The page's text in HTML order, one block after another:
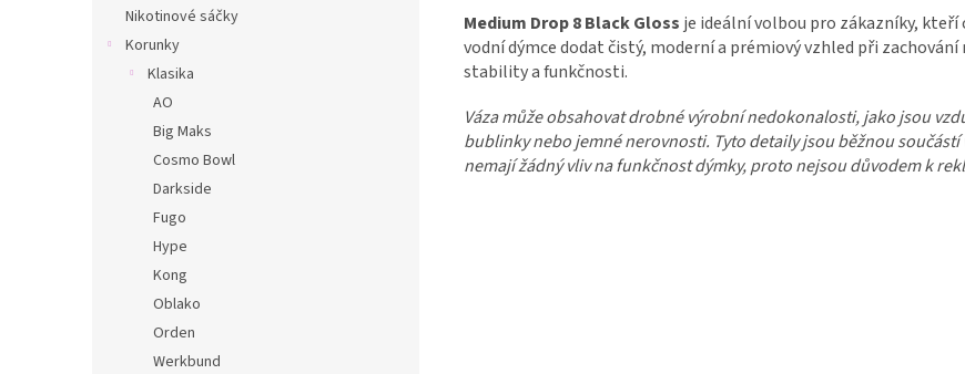
Nikotinové sáčky
Korunky
Klasika
AO
Big Maks
Cosmo Bowl
Darkside
Fugo
Hype
Kong
Oblako
Orden
Werkbund
Medium Drop 8 Black Gloss je ideální volbou pro zákazníky, kteří
vodní dýmce dodat čistý, moderní a prémiový vzhled při
stability a funkčnosti.
Váza může obsahovat drobné výrobní nedokonalosti, jako jsou
bublinky nebo jemné nerovnosti. Tyto detaily jsou běžnou součástí
nemají žádný vliv na funkčnost dýmky, proto nejsou důvodem k